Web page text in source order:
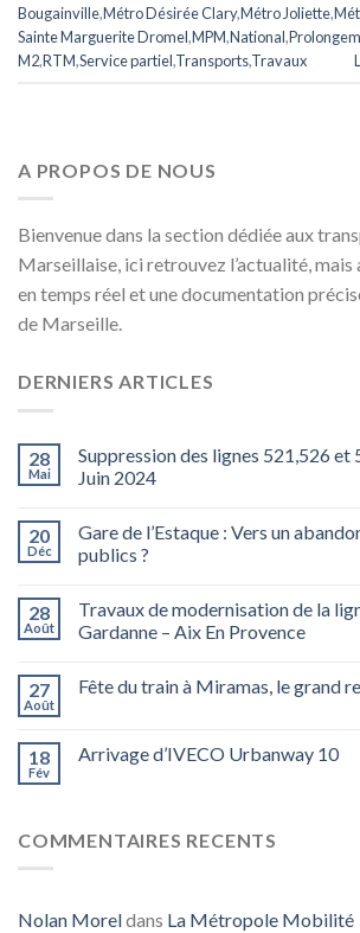
Bougainville,Métro Désirée Clary,Métro Joliette,
Sainte Marguerite Dromel,MPM,National,
M2,RTM,Service partiel,Transports,Travaux
A PROPOS DE NOUS
Bienvenue dans la section dédiée aux
Marseillaise, ici retrouvez l’actualité, mais
en temps réel et une documentation
de Marseille.
DERNIERS ARTICLES
28
Mai
Suppression des lignes 521,526 et
Juin 2024
20
Déc
Gare de l’Estaque : Vers un
publics ?
28
Août
Travaux de modernisation de la
Gardanne – Aix En Provence
27
Août
Fête du train à Miramas, le grand
18
Fév
Arrivage d’IVECO Urbanway 10
COMMENTAIRES RECENTS
Nolan Moreldans La Métropole Mobilité